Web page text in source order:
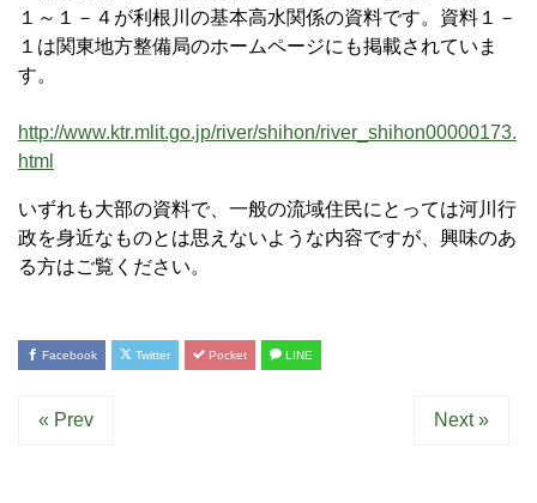
１～１－４が利根川の基本高水関係の資料です。資料１－
１は関東地方整備局のホームページにも掲載されていま
す。
http://www.ktr.mlit.go.jp/river/shihon/river_shihon00000173.
html
いずれも大部の資料で、一般の流域住民にとっては河川行
政を身近なものとは思えないような内容ですが、興味のあ
る方はご覧ください。
Facebook Twitter Pocket LINE
« Prev Next »